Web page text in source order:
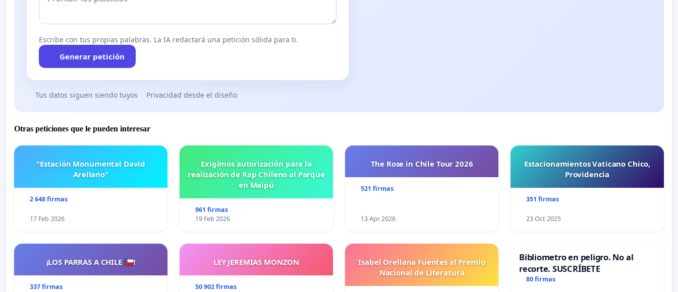
Escribe con tus propias palabras. La IA redactará una petición sólida para ti.
Generar petición
Tus datos siguen siendo tuyos Privacidad desde el diseño
Otras peticiones que le pueden interesar
"Estación Monumental David
Arellano"
2 648 firmas
17 Feb 2026
Exigimos autorización para la
realización de Rap Chileno al Parque
en Maipú
961 firmas
19 Feb 2026
The Rose in Chile Tour 2026
521 firmas
13 Apr 2026
Estacionamientos Vaticano Chico,
Providencia
351 firmas
23 Oct 2025
¡LOS PARRAS A CHILE 🇨🇱!
337 firmas
LEY JEREMIAS MONZON
50 902 firmas
Isabel Orellana Fuentes al Premio
Nacional de Literatura
Bibliometro en peligro. No al
recorte. SUSCRÍBETE
80 firmas